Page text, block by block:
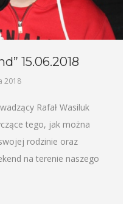
15.06.2018
2018
Rafał Wasiluk
tego, jak można
rodzinie oraz
na terenie naszego